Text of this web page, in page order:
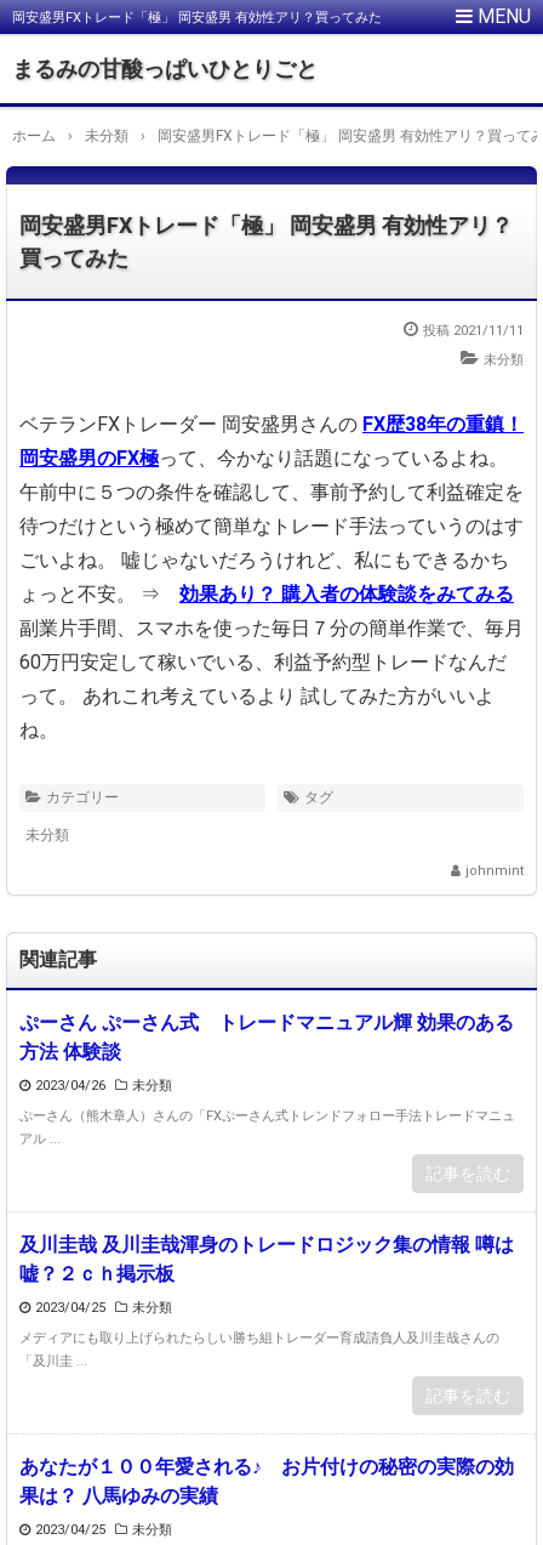
岡安盛男FXトレード「極」 岡安盛男 有効性アリ？買ってみた
まるみの甘酸っぱいひとりごと
ホーム › 未分類 › 岡安盛男FXトレード「極」 岡安盛男 有効性アリ？買って
岡安盛男FXトレード「極」 岡安盛男 有効性アリ？
買ってみた
投稿 2021/11/11
未分類
ベテランFXトレーダー 岡安盛男さんの FX歴38年の重鎮！
岡安盛男のFX極って、今かなり話題になっているよね。
午前中に５つの条件を確認して、事前予約して利益確定を
待つだけという 極めて簡単なトレード手法っていうのはす
ごいよね。
嘘じゃないだろうけれど、私にもできるかち
ょっと不安。
⇒ 効果あり？ 購入者の体験談をみてみる
副業片手間、スマホを使った毎日７分の簡単作業で、 毎月
60万円安定して稼いでいる、利益予約型トレードなんだ
って。
あれこれ考えているより 試してみた方がいいよ
ね。
カテゴリー
未分類
タグ
johnmint
関連記事
ぷーさん ぷーさん式 トレードマニュアル輝 効果のある
方法 体験談
2023/04/26
未分類
ぷーさん（熊木章人）さんの「FXぷーさん式トレンドフォロー手法トレードマニュ
アル ...
記事を読む
及川圭哉 及川圭哉渾身のトレードロジック集の情報 噂は
嘘？２ｃｈ掲示板
2023/04/25
未分類
メディアにも取り上げられたらしい勝ち組トレーダー育成請負人及川圭哉さんの
「及川圭 ...
記事を読む
あなたが１００年愛される♪ お片付けの秘密の実際の効
果は？ 八馬ゆみの実績
2023/04/25
未分類